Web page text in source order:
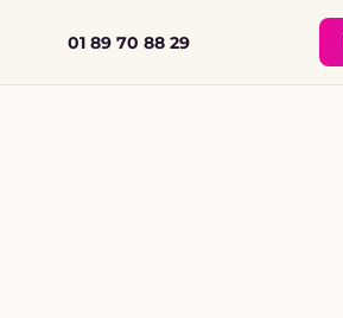
01 89 70 88 29